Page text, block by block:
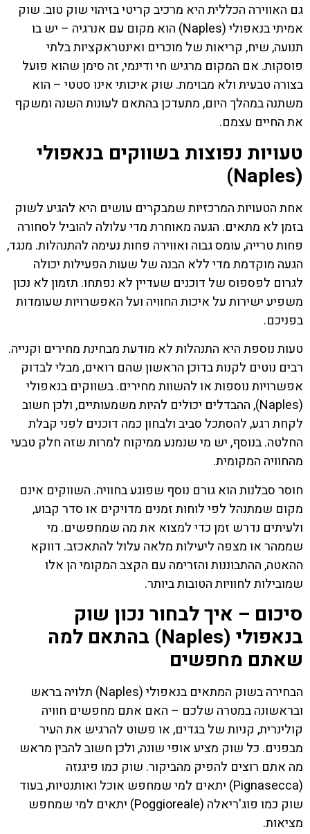
גם האווירה הכללית היא מרכיב קריטי בזיהוי שוק טוב. שוק
אמיתי בנאפולי (Naples) הוא מקום עם אנרגיה – יש בו
תנועה, שיח, קריאות של מוכרים ואינטראקציות בלתי
פוסקות. אם המקום מרגיש חי ודינמי, זה סימן שהוא פועל
בצורה טבעית ולא מבוימת. שוק איכותי אינו סטטי – הוא
משתנה במהלך היום, מתעדכן בהתאם לעונות השנה ומשקף
את החיים עצמם.
טעויות נפוצות בשווקים בנאפולי
(Naples)
אחת הטעויות המרכזיות שמבקרים עושים היא להגיע לשוק
בזמן לא מתאים. הגעה מאוחרת מדי עלולה להוביל לסחורה
פחות טרייה, עומס גבוה ואווירה פחות נעימה להתנהלות. מנגד,
הגעה מוקדמת מדי ללא הבנה של שעות הפעילות יכולה
לגרום לפספוס של דוכנים שעדיין לא נפתחו. תזמון לא נכון
משפיע ישירות על איכות החוויה ועל האפשרויות שעומדות
בפניכם.
טעות נוספת היא התנהלות לא מודעת מבחינת מחירים וקנייה.
רבים נוטים לקנות בדוכן הראשון שהם רואים, מבלי לבדוק
אפשרויות נוספות או להשוות מחירים. בשווקים בנאפולי
(Naples), ההבדלים יכולים להיות משמעותיים, ולכן חשוב
לקחת רגע, להסתכל סביב ולבחון כמה דוכנים לפני קבלת
החלטה. בנוסף, יש מי שנמנע ממיקוח למרות שזה חלק טבעי
מהחוויה המקומית.
חוסר סבלנות הוא גורם נוסף שפוגע בחוויה. השווקים אינם
מקום שמתנהל לפי לוחות זמנים מדויקים או סדר קבוע,
ולעיתים נדרש זמן כדי למצוא את מה שמחפשים. מי
שממהר או מצפה ליעילות מלאה עלול להתאכזב. דווקא
ההאטה, ההתבוננות והזרימה עם הקצב המקומי הן אלו
שמובילות לחוויות הטובות ביותר.
סיכום – איך לבחור נכון שוק
בנאפולי (Naples) בהתאם למה
שאתם מחפשים
הבחירה בשוק המתאים בנאפולי (Naples) תלויה בראש
ובראשונה במטרה שלכם – האם אתם מחפשים חוויה
קולינרית, קניות של בגדים, או פשוט להרגיש את העיר
מבפנים. כל שוק מציע אופי שונה, ולכן חשוב להבין מראש
מה אתם רוצים להפיק מהביקור. שוק כמו פיגנזה
(Pignasecca) יתאים למי שמחפש אוכל ואותנטיות, בעוד
שוק כמו פוג'ריאלה (Poggioreale) יתאים למי שמחפש
מציאות.